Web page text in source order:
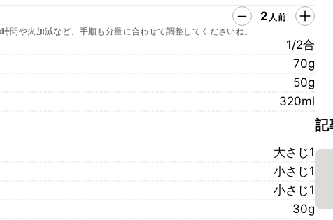
2 人前
間や火加減など、手順も分量に合わせて調整してくださいね。
1/2合
70g
50g
320ml
大さじ1
小さじ1
小さじ1
30g
記